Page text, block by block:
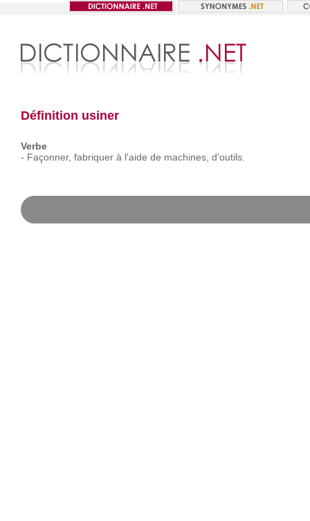
Définition usiner
Verbe
- Façonner, fabriquer à l'aide de machines, d'outils.